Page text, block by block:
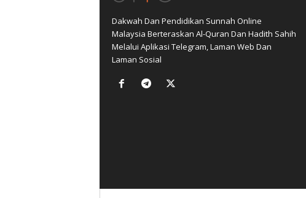
Dakwah Dan Pendidikan Sunnah Online
Malaysia Berteraskan Al-Quran Dan Hadith Sahih
Melalui Aplikasi Telegram, Laman Web Dan
Laman Sosial